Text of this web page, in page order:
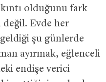
olduğunu fark
Evde her
şu günlerde
ayırmak, eğlenceli
endişe verici